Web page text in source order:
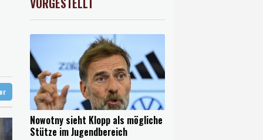
Sachsen-Anhalt
0.32%
Nowotny sieht Klopp als mögliche
Stütze im Jugendbereich